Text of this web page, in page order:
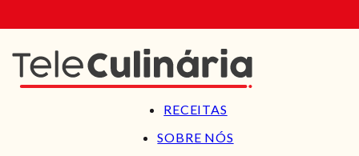
RECEITAS
SOBRE NÓS